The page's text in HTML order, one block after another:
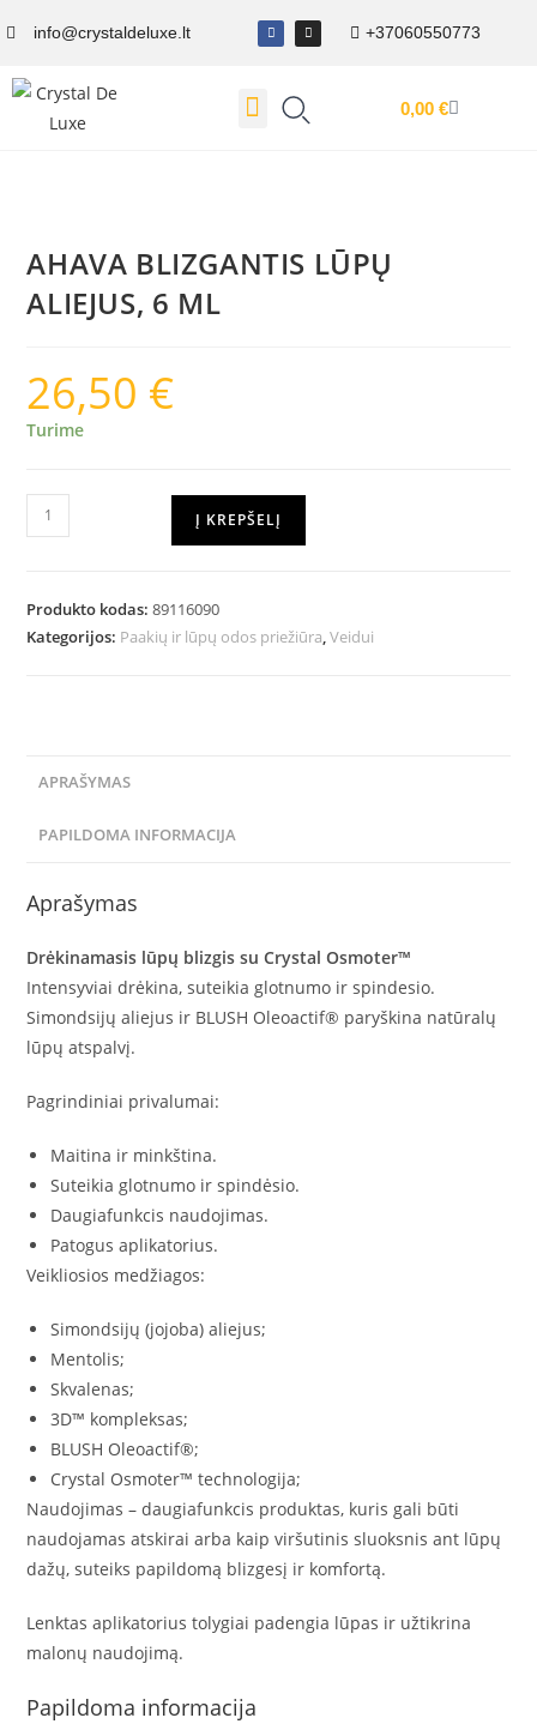
info@crystaldeluxe.lt +37060550773
0,00 €
AHAVA BLIZGANTIS LŪPŲ
ALIEJUS, 6 ML
26,50 €
Turime
Į KREPŠELĮ
Produkto kodas:89116090
Kategorijos: Paakių ir lūpų odos priežiūra,Veidui
APRAŠYMAS
PAPILDOMA INFORMACIJA
Aprašymas
Drėkinamasis lūpų blizgis su Crystal Osmoter™
Intensyviai drėkina, suteikia glotnumo ir spindesio.
Simondsijų aliejus ir BLUSH Oleoactif® paryškina natūralų
lūpų atspalvį.
Pagrindiniai privalumai:
Maitina ir minkština.
Suteikia glotnumo ir spindėsio.
Daugiafunkcis naudojimas.
Patogus aplikatorius.
Veikliosios medžiagos:
Simondsijų (jojoba) aliejus;
Mentolis;
Skvalenas;
3D™ kompleksas;
BLUSH Oleoactif®;
Crystal Osmoter™ technologija;
Naudojimas – daugiafunkcis produktas, kuris gali būti
naudojamas atskirai arba kaip viršutinis sluoksnis ant lūpų
dažų, suteiks papildomą blizgesį ir komfortą.
Lenktas aplikatorius tolygiai padengia lūpas ir užtikrina
malonų naudojimą.
Papildoma informacija